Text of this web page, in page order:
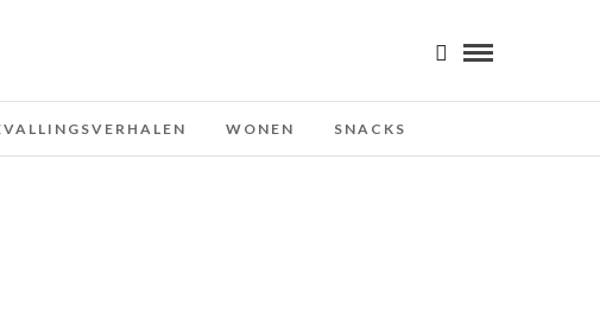
WONEN SNACKS